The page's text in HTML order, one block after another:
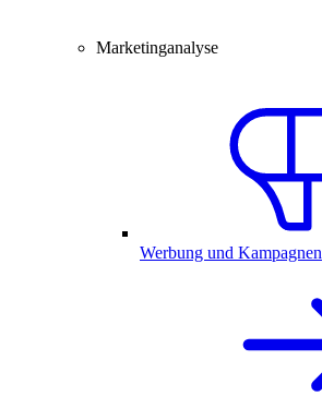
Marketinganalyse
Werbung und Kampagnen